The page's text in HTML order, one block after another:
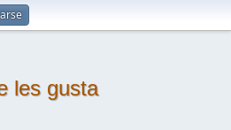
les gusta